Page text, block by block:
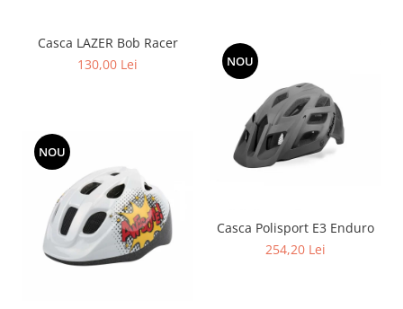
Casca LAZER Bob Racer
130,00 Lei
NOU
Casca Polisport E3 Enduro
254,20 Lei
NOU